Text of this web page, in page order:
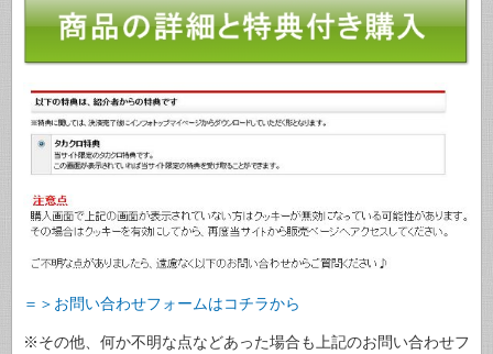
＝＞お問い合わせフォームはコチラから
※その他、何か不明な点などあった場合も上記のお問い合わせフ